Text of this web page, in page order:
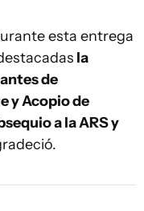
esta entrega
la
de
y Acopio de
a la ARS y